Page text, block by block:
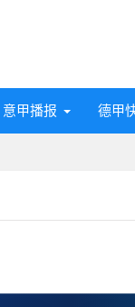
意甲播报 德甲